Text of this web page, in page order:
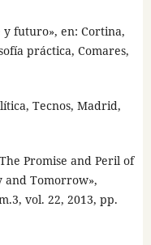
y futuro», en: Cortina,
práctica, Comares,
Tecnos, Madrid,
Promise and Peril of
and Tomorrow»,
vol. 22, 2013, pp.